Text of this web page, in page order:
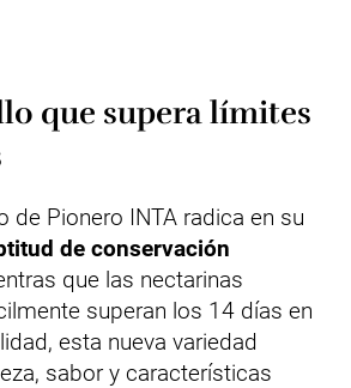
que supera límites
de Pionero INTA radica en su
de conservación
que las nectarinas
superan los 14 días en
esta nueva variedad
sabor y características